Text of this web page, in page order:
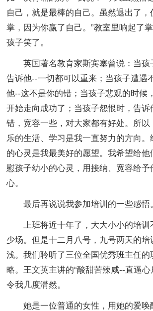
自己，就是最棒的自己。虽然退出了
掌，因为你赢了自己。”教室里响起了
孩子笑了。
英国著名教育家斯宾塞曾说：当孩
告诉他--一切都可以重来；当孩子遭遇
他--这不是你的错；当孩子悲观的时候
开始走向成功了；当孩子怨恨时，告诉
错，宽容一些，对大家都有好处。所以
乐的生活、学习是我一直努力的方向
的心灵是我最美好的愿望。我希望给
慰孩子幼小的心灵，用接纳、宽容给予
心。
最后再说说我参加培训的一些感悟
上班将近十年了，大大小小的培
少场。但是十二月八号，九号两天的培
浅。我们聆听了三位全国优秀班主任的
略。王文英主讲的“酸甜苦辣咸--直逼心
令我几度潸然。
她是一位普通的女性，用她的爱唤